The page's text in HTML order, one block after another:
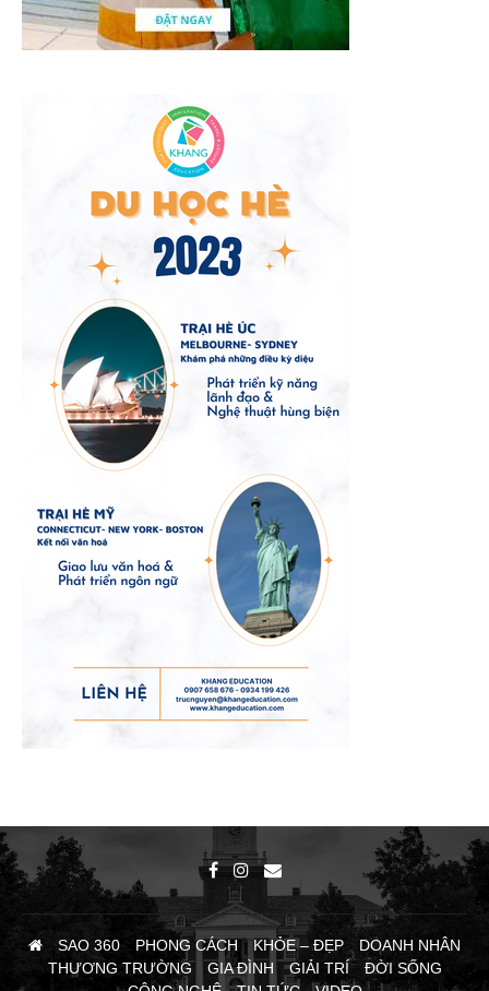
SAO 360 PHONG CÁCH KHỎE – ĐẸP
DOANH NHÂN
THƯƠNG TRƯỜNG
GIA ĐÌNH GIẢI TRÍ
ĐỜI SỐNG